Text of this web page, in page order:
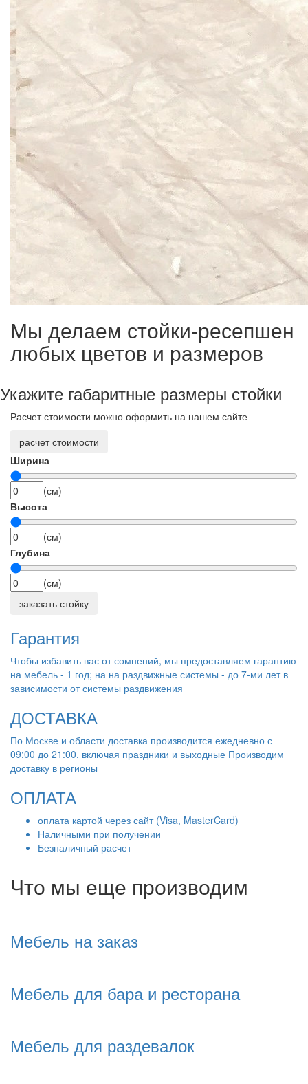
Мы делаем стойки-ресепшен
любых цветов и размеров
Укажите габаритные размеры стойки
Расчет стоимости можно оформить на нашем сайте
расчет стоимости
Ширина
(см)
Высота
(см)
Глубина
(см)
заказать стойку
Гарантия
Чтобы избавить вас от сомнений, мы предоставляем гарантию
на мебель - 1 год; на на раздвижные системы - до 7-ми лет в
зависимости от системы раздвижения
ДОСТАВКА
По Москве и области доставка производится ежедневно с
09:00 до 21:00, включая праздники и выходные Производим
доставку в регионы
ОПЛАТА
оплата картой через сайт (Visa, MasterCard)
Наличными при получении
Безналичный расчет
Что мы еще производим
Мебель на заказ
Мебель для бара и ресторана
Мебель для раздевалок